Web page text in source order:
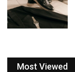
Most Viewed